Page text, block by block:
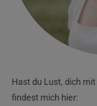
Hast du Lust, dich
findest mich hier: